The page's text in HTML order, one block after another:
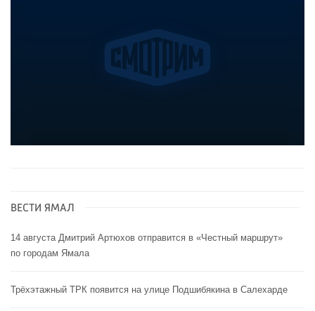
ВЕСТИ ЯМАЛ
14 августа Дмитрий Артюхов отправится в «Честный маршрут»
по городам Ямала
Трёхэтажный ТРК появится на улице Подшибякина в Салехарде